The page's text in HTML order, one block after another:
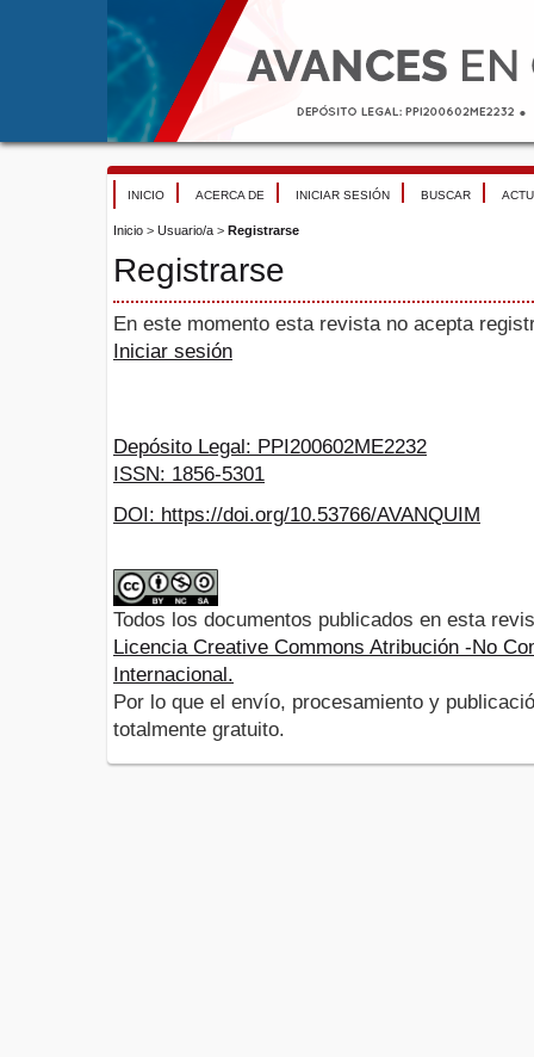
INICIO ACERCA DE INICIAR SESIÓN BUSCAR
Inicio > Usuario/a > Registrarse
Registrarse
En este momento esta revista no acepta
Iniciar sesión
Depósito Legal: PPI200602ME2232
ISSN: 1856-5301
DOI: https://doi.org/10.53766/AVANQUIM
Todos los documentos publicados en esta
Licencia Creative Commons Atribución -No
Internacional.
Por lo que el envío, procesamiento y
totalmente gratuito.